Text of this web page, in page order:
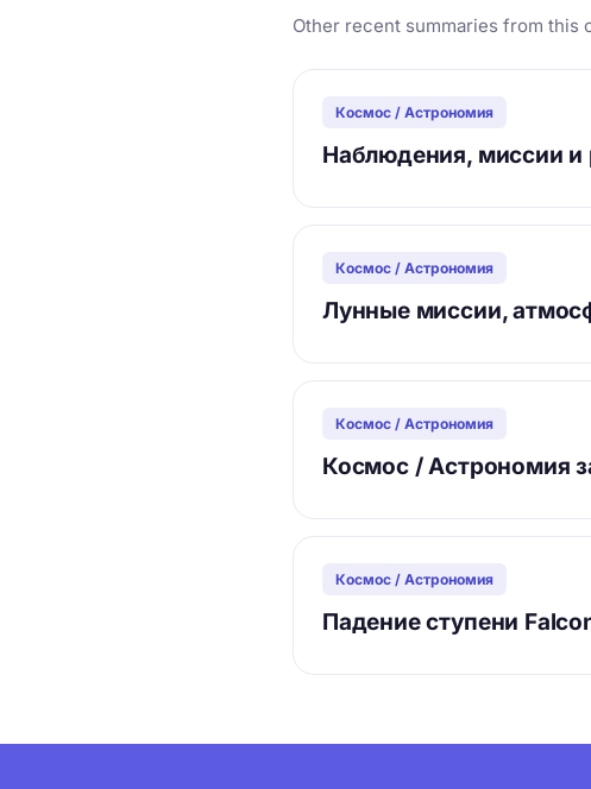
Other recent summaries from this
Космос / Астрономия
Наблюдения, миссии и
Космос / Астрономия
Лунные миссии,
Космос / Астрономия
Космос / Астрономия
Космос / Астрономия
Падение ступени